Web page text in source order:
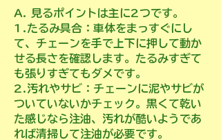
A. 見るポイントは主に2つです。
1.たるみ具合：車体をまっすぐにし
て、チェーンを手で上下に押して動か
せる長さを確認します。たるみすぎて
も張りすぎてもダメです。
2.汚れやサビ：チェーンに泥やサビが
ついていないかチェック。黒くて乾い
た感じなら注油、汚れが酷いようであ
れば清掃して注油が必要です。